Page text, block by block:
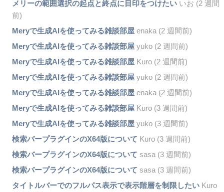
メリーの範囲選択の起点と終点に目印をつけたいいお (2 週間
前)
Meryで生成AIを使ってみる雑談部屋enaka (2 週間前)
Meryで生成AIを使ってみる雑談部屋yuko (2 週間前)
Meryで生成AIを使ってみる雑談部屋Kuro (2 週間前)
Meryで生成AIを使ってみる雑談部屋yuko (2 週間前)
Meryで生成AIを使ってみる雑談部屋enaka (2 週間前)
Meryで生成AIを使ってみる雑談部屋Kuro (3 週間前)
Meryで生成AIを使ってみる雑談部屋yuko (3 週間前)
検索バープラグインのX64版について Kuro (3 週間前)
検索バープラグインのX64版について sasa (3 週間前)
検索バープラグインのX64版について sasa (3 週間前)
タイトルバーでのフルパス表示で表示階層を制限したいKuro